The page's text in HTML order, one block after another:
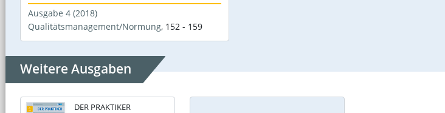
Ausgabe 4 (2018)
Qualitätsmanagement/Normung, 152 - 159
Weitere Ausgaben
DER PRAKTIKER